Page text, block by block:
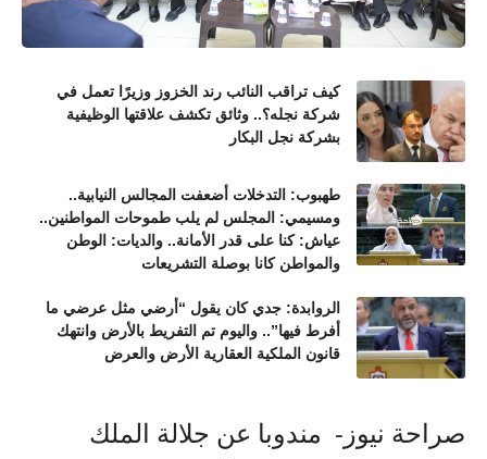
كيف تراقب النائب رند الخزوز وزيرًا تعمل في
شركة نجله؟.. وثائق تكشف علاقتها الوظيفية
بشركة نجل البكار
طهبوب: التدخلات أضعفت المجالس النيابية..
ومسيمي: المجلس لم يلب طموحات المواطنين..
عياش: كنا على قدر الأمانة.. والديات: الوطن
والمواطن كانا بوصلة التشريعات
الروابدة: جدي كان يقول “أرضي مثل عرضي ما
أفرط فيها”.. واليوم تم التفريط بالأرض وانتهك
قانون الملكية العقارية الأرض والعرض
صراحة نيوز- مندوبا عن جلالة الملك